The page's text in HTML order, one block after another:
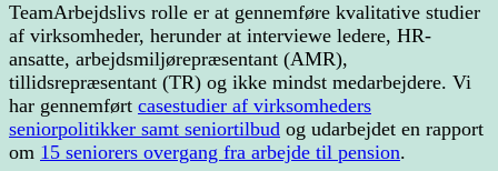
TeamArbejdslivs rolle er at gennemføre kvalitative studier
af virksomheder, herunder at interviewe ledere, HR-
ansatte, arbejdsmiljørepræsentant (AMR),
tillidsrepræsentant (TR) og ikke mindst medarbejdere. Vi
har gennemført casestudier af virksomheders
seniorpolitikker samt seniortilbud og udarbejdet en rapport
om 15 seniorers overgang fra arbejde til pension.